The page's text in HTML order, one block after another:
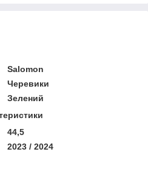
Salomon
Черевики
Зелений
44,5
2023 / 2024